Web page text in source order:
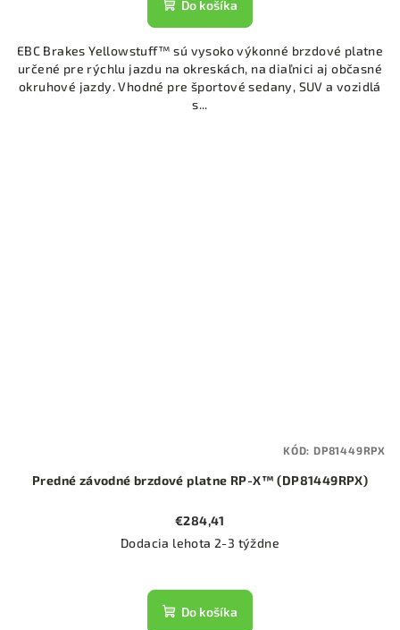
Do košíka
EBC Brakes Yellowstuff™ sú vysoko výkonné brzdové platne
určené pre rýchlu jazdu na okreskách, na diaľnici aj občasné
okruhové jazdy. Vhodné pre športové sedany, SUV a vozidlá
s...
Predné závodné brzdové platne RP-X™ (DP81449RPX)
€284,41
Dodacia lehota 2-3 týždne
Do košíka
KÓD: DP81449RPX